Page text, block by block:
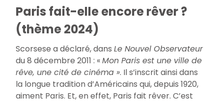
Paris fait-elle encore rêver ?
(thème 2024)
Scorsese a déclaré, dans Le Nouvel Observateur
du 8 décembre 2011 : «Mon Paris est une ville de
rêve, une cité de cinéma ». Il s’inscrit ainsi dans
la longue tradition d’Américains qui, depuis 1920,
aiment Paris. Et, en effet, Paris fait rêver. C’est